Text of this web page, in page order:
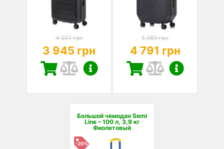
4 931 грн
3 945 грн
5 989 грн
4 791 грн
Большой чемодан Semi
Line – 100 л, 3,9 кг
Фиолетовый
-20%